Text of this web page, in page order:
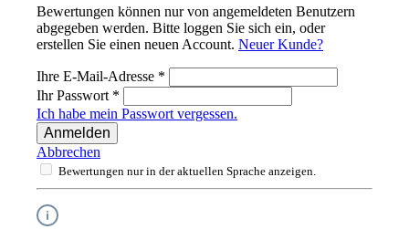
Bewertungen können nur von angemeldeten Benutzern
abgegeben werden. Bitte loggen Sie sich ein, oder
erstellen Sie einen neuen Account. Neuer Kunde?
Ihre E-Mail-Adresse *
Ihr Passwort *
Ich habe mein Passwort vergessen.
Anmelden
Abbrechen
Bewertungen nur in der aktuellen Sprache anzeigen.